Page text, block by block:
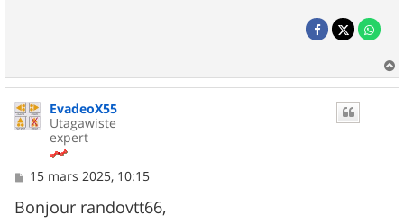
a
EvadeoX55
Utagawiste
expert
M
s
s
15 mars 2025, 10:15
Bonjour randovtt66,